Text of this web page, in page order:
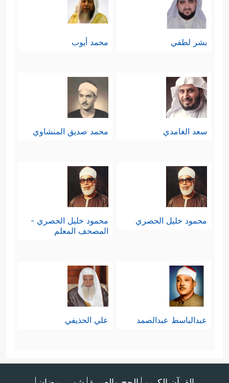
بشر لطفي محمد أيوب
سعد الغامدي محمد صديق المنشاوي
محمود خليل الحصري
محمود خليل الحصري -
المصحف المعلم
عبدالباسط عبدالصمد علي الحذيفي